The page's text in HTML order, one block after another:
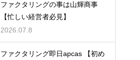
ファクタリングの事は山輝商事
【忙しい経営者必見】
2026.07.8
ファクタリング即日apcas 【初め